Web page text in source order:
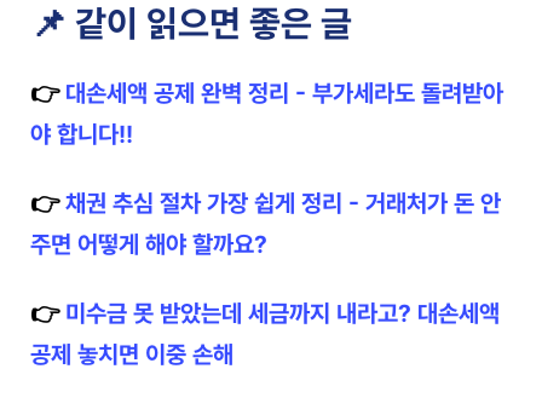
📌 같이 읽으면 좋은 글
👉 대손세액 공제 완벽 정리 - 부가세라도 돌려받아
야 합니다!!
👉 채권 추심 절차 가장 쉽게 정리 - 거래처가 돈 안
주면 어떻게 해야 할까요?
👉 미수금 못 받았는데 세금까지 내라고? 대손세액
공제 놓치면 이중 손해